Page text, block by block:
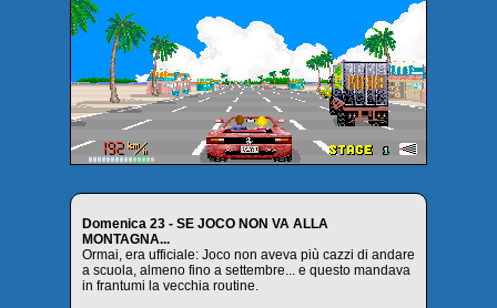
Domenica 23 - SE JOCO NON VA ALLA
MONTAGNA...
Ormai, era ufficiale: Joco non aveva più cazzi di andare
a scuola, almeno fino a settembre... e questo mandava
in frantumi la vecchia routine.